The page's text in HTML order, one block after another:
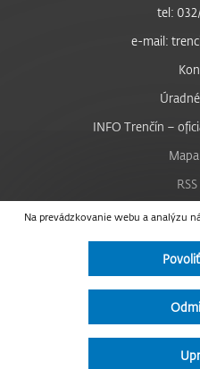
Na prevádzkovanie webu a analýzu
tel: 032/
e-mail:
INFO Trenčín –
Vyhlásenie